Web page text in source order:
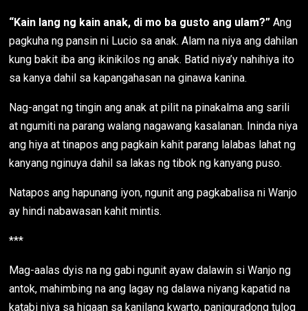
“Kain lang ng kain anak, di mo ba gusto ang ulam?” Ang
pagkuha ng pansin ni Lucio sa anak. Alam na niya ang dahilan
kung bakit iba ang ikinikilos ng anak. Batid niya’y nahihiya ito
sa kanya dahil sa kapangahasan na ginawa kanina.
Nag-angat ng tingin ang anak at pilit na pinakalma ang sarili
at ngumiti na parang walang nagawang kasalanan. Ininda niya
ang hiya at tinapos ang pagkain kahit parang lalabas lahat ng
kanyang nginuya dahil sa lakas ng tibok ng kanyang puso.
Natapos ang hapunang iyon, ngunit ang pagkabalisa ni Wanjo
ay hindi nabawasan kahit mintis.
***
Mag-aalas dyis na ng gabi ngunit ayaw dalawin si Wanjo ng
antok, mahimbing na ang lagay ng dalawa niyang kapatid na
katabi niya sa higaan sa kanilang kwarto, paniguradong tulog